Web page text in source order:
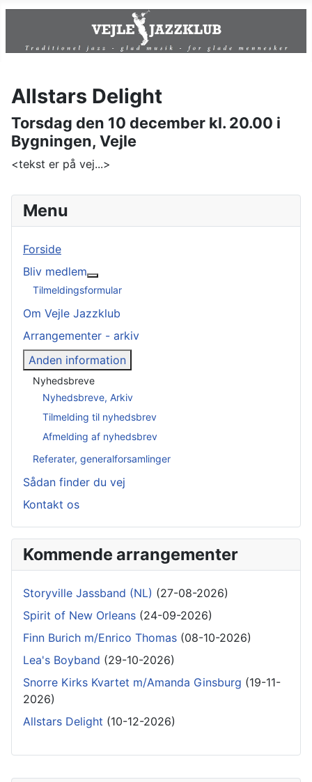
Allstars Delight
Torsdag den 10 december kl. 20.00 i
Bygningen, Vejle
<tekst er på vej...>
Menu
Forside
Bliv medlem
Mere om: Bliv medlem
Tilmeldingsformular
Om Vejle Jazzklub
Arrangementer - arkiv
Anden information
Nyhedsbreve
Nyhedsbreve, Arkiv
Tilmelding til nyhedsbrev
Afmelding af nyhedsbrev
Referater, generalforsamlinger
Sådan finder du vej
Kontakt os
Kommende arrangementer
Storyville Jassband (NL) (27-08-2026)
Spirit of New Orleans (24-09-2026)
Finn Burich m/Enrico Thomas (08-10-2026)
Lea's Boyband (29-10-2026)
Snorre Kirks Kvartet m/Amanda Ginsburg (19-11-
2026)
Allstars Delight (10-12-2026)